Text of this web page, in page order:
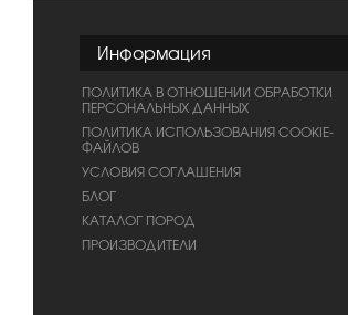
Информация
ПОЛИТИКА В ОТНОШЕНИИ ОБРАБОТКИ
ПЕРСОНАЛЬНЫХ ДАННЫХ
ПОЛИТИКА ИСПОЛЬЗОВАНИЯ COOKIE-
ФАЙЛОВ
УСЛОВИЯ СОГЛАШЕНИЯ
БЛОГ
КАТАЛОГ ПОРОД
ПРОИЗВОДИТЕЛИ